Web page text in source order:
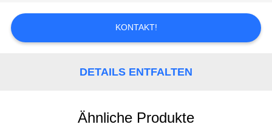
FORDERN
SIE EIN
KONTAKT!
DETAILS ENTFALTEN
Ähnliche Produkte